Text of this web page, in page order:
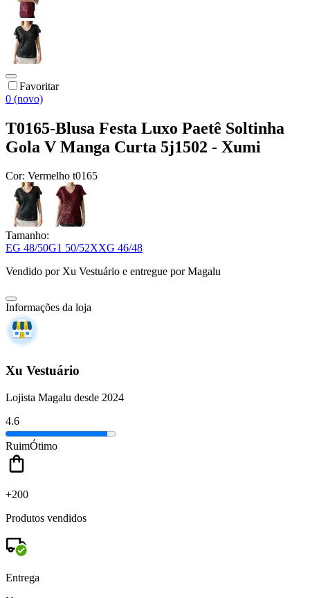
Favoritar
0 (novo)
T0165-Blusa Festa Luxo Paetê Soltinha
Gola V Manga Curta 5j1502 - Xumi
Cor: Vermelho t0165
Tamanho:
EG 48/50G1 50/52XXG 46/48
Vendido porXu Vestuário e entregue por Magalu
Informações da loja
Xu Vestuário
Lojista Magalu desde 2024
4.6
RuimÓtimo
+200
Produtos vendidos
Entrega